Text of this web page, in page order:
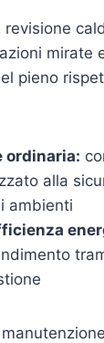
mirate
pieno
ordinaria:
alla
ambienti